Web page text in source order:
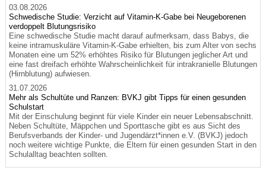
03.08.2026
Schwedische Studie: Verzicht auf Vitamin-K-Gabe bei Neugeborenen
verdoppelt Blutungsrisiko
Eine schwedische Studie macht darauf aufmerksam, dass Babys, die
keine intramuskuläre Vitamin-K-Gabe erhielten, bis zum Alter von sechs
Monaten eine um 52% erhöhtes Risiko für Blutungen jeglicher Art und
eine fast dreifach erhöhte Wahrscheinlichkeit für intrakranielle Blutungen
(Hirnblutung) aufwiesen.
31.07.2026
Mehr als Schultüte und Ranzen: BVKJ gibt Tipps für einen gesunden
Schulstart
Mit der Einschulung beginnt für viele Kinder ein neuer Lebensabschnitt.
Neben Schultüte, Mäppchen und Sporttasche gibt es aus Sicht des
Berufsverbands der Kinder- und Jugendärzt*innen e.V. (BVKJ) jedoch
noch weitere wichtige Punkte, die Eltern für einen gesunden Start in den
Schulalltag beachten sollten.